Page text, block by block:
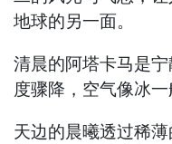
地球的另一面。
清晨的阿塔卡马是
度骤降，空气像冰一
天边的晨曦透过稀